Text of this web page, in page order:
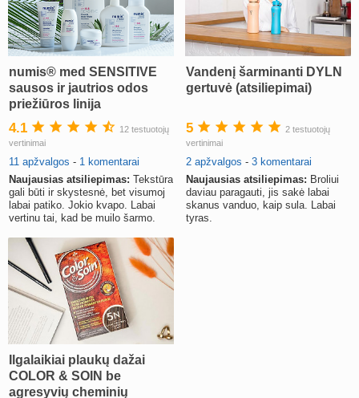
numis® med SENSITIVE
sausos ir jautrios odos
priežiūros linija
4.1
12 testuotojų
vertinimai
11 apžvalgos - 1 komentarai
Naujausias atsiliepimas: Tekstūra
gali būti ir skystesnė, bet visumoj
labai patiko. Jokio kvapo. Labai
vertinu tai, kad be muilo šarmo.
Vandenį šarminanti DYLN
gertuvė (atsiliepimai)
5
2 testuotojų
vertinimai
2 apžvalgos - 3 komentarai
Naujausias atsiliepimas: Broliui
daviau paragauti, jis sakė labai
skanus vanduo, kaip sula. Labai
tyras.
Ilgalaikiai plaukų dažai
COLOR & SOIN be
agresyvių cheminių